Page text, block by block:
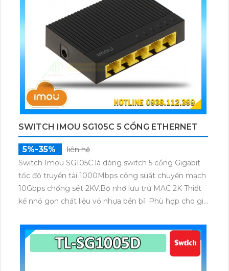
SWITCH IMOU SG105C 5 CỔNG ETHERNET
5%-35%
liên hệ
Switch Imou SG105C là dòng switch 5 cổng Gigabit
tốc độ truyền tải 1000Mbps công suất chuyển mạch
10Gbps chống sét 2KV.Bộ nhớ lưu trữ MAC 2K Thiết
kế nhỏ gọn chất liệu vỏ nhựa bền bỉ .Phù hợp cho gia
chóng và ổn định.mạng.